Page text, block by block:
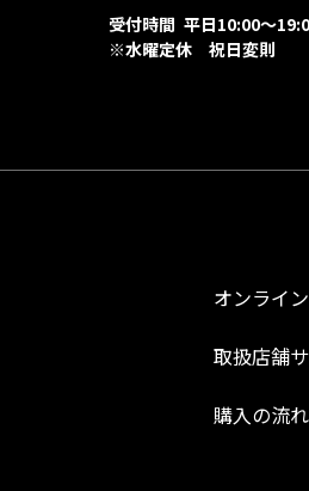
受付時間 平日10:00～
※水曜定休 祝日変則
オンライ
取扱店舗
購入の流れ